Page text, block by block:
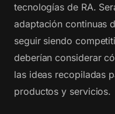
tecnologías de RA.
adaptación continuas
seguir siendo
deberían considerar
las ideas recopiladas
productos y servicios.